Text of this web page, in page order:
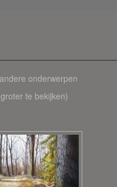
onderwerpen
te bekijken)